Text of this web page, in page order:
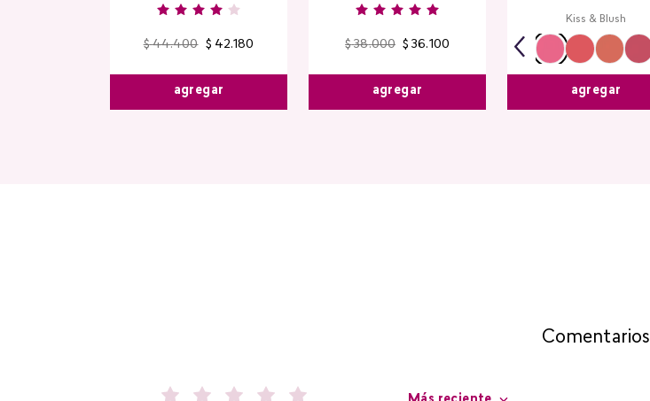
$ 44.400 $ 42.180
agregar
$ 38.000 $ 36.100
agregar
Kiss & Blush
agregar
Comentarios